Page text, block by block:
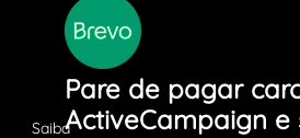
Pare de pagar
ActiveCampaign e